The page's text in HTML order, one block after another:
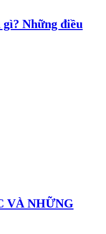
Những điều
VÀ NHỮNG